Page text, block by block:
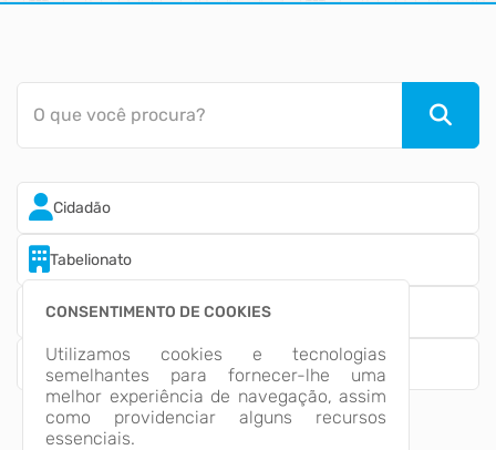
Cidadão
Transparência
O que você procura?
Cidadão
Tabelionato
Contabilidade
Empresa
CONSENTIMENTO DE COOKIES
Utilizamos cookies e tecnologias
semelhantes para fornecer-lhe uma
melhor experiência de navegação, assim
como providenciar alguns recursos
essenciais.